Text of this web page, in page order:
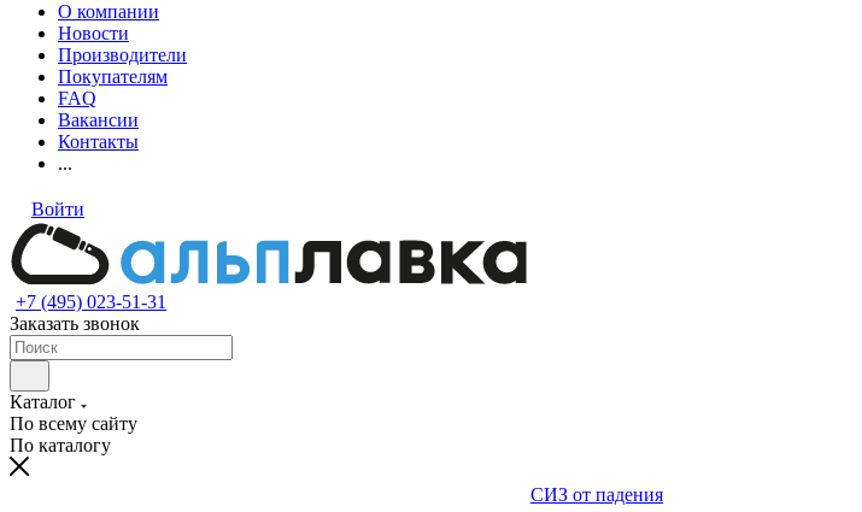
О компании
Новости
Производители
Покупателям
FAQ
Вакансии
Контакты
...
Войти
+7 (495) 023-51-31
Заказать звонок
Каталог
По всему сайту
По каталогу
СИЗ от падения